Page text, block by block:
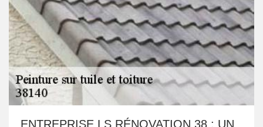
ENTREPRISE LS RÉNOVATION 38 : UN